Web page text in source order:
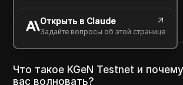
Открыть в Claude
Задайте вопросы об этой странице
Copy Link
Что такое KGeN Testnet и
вас волновать?